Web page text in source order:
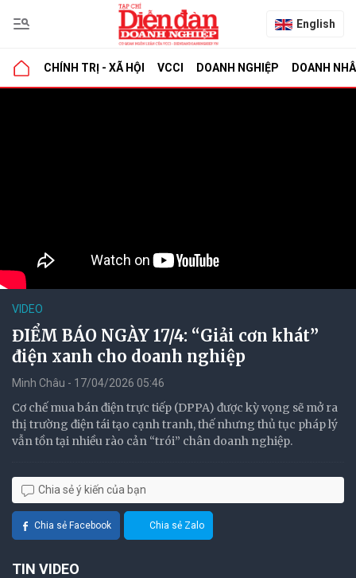
English
CHÍNH TRỊ - XÃ HỘI VCCI DOANH NGHIỆP DOANH
VIDEO
ĐIỂM BÁO NGÀY 17/4: “Giải cơn khát”
điện xanh cho doanh nghiệp
Minh Châu - 17/04/2026 05:46
Cơ chế mua bán điện trực tiếp (DPPA) được kỳ vọng sẽ mở ra
thị trường điện tái tạo cạnh tranh, thế nhưng thủ tục pháp lý
vẫn tồn tại nhiều rào cản “trói” chân doanh nghiệp.
Chia sẻ ý kiến của bạn
Chia sẻ Facebook Chia sẻ Zalo
TIN VIDEO